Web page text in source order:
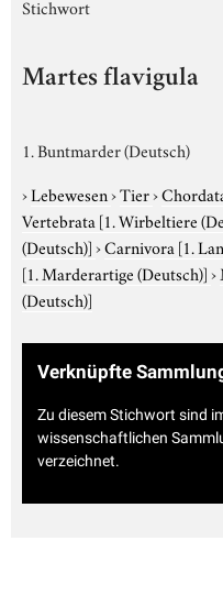
Stichwort
Martes flavigula
1. Buntmarder (Deutsch)
›Lebewesen›Tier›
Vertebrata [1. Wirbeltiere
(Deutsch)]›Carnivora [1.
[1. Marderartige (Deutsch)]›
(Deutsch)]
Verknüpfte
Zu diesem Stichwort sind
wissenschaftlichen
verzeichnet.